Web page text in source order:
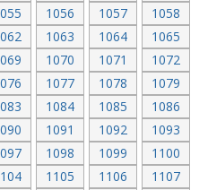
1056 1057
1058
1063 1064
1065
1070 1071
1072
1077 1078
1079
1084 1085
1086
1091 1092
1093
1098 1099
1100
1105 1106
1107